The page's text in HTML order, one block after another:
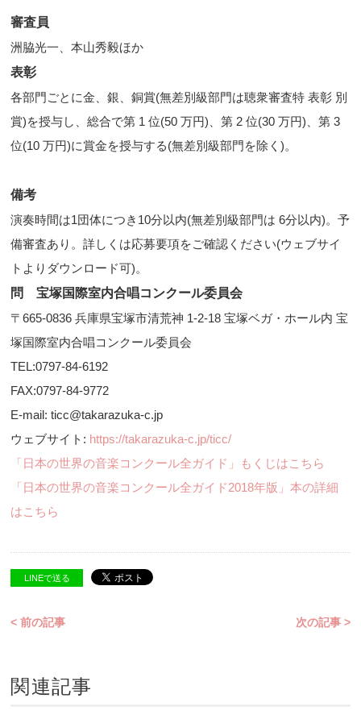
審査員
洲脇光一、本山秀毅ほか
表彰
各部門ごとに金、銀、銅賞(無差別級部門は聴衆審査特 表彰 別
賞)を授与し、総合で第 1 位(50 万円)、第 2 位(30 万円)、第 3
位(10 万円)に賞金を授与する(無差別級部門を除く)。
備考
演奏時間は1団体につき10分以内(無差別級部門は 6分以内)。予
備審査あり。詳しくは応募要項をご確認ください(ウェブサイ
トよりダウンロード可)。
問 宝塚国際室内合唱コンクール委員会
〒665-0836 兵庫県宝塚市清荒神 1-2-18 宝塚ベガ・ホール内 宝
塚国際室内合唱コンクール委員会
TEL:0797-84-6192
FAX:0797-84-9772
E-mail: ticc@takarazuka-c.jp
ウェブサイト: https://takarazuka-c.jp/ticc/
「日本の世界の音楽コンクール全ガイド」もくじはこちら
「日本の世界の音楽コンクール全ガイド2018年版」本の詳細
はこちら
LINEで送る
< 前の記事 次の記事 >
関連記事